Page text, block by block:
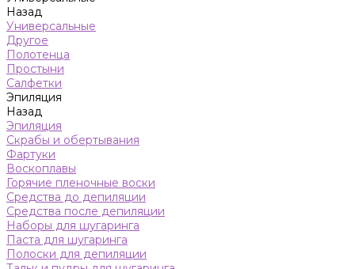
Назад
Универсальные
Другое
Полотенца
Простыни
Салфетки
Эпиляция
Назад
Эпиляция
Скрабы и обертывания
Фартуки
Воскоплавы
Горячие пленочные воски
Средства до депиляции
Средства после депиляции
Наборы для шугаринга
Паста для шугаринга
Полоски для депиляции